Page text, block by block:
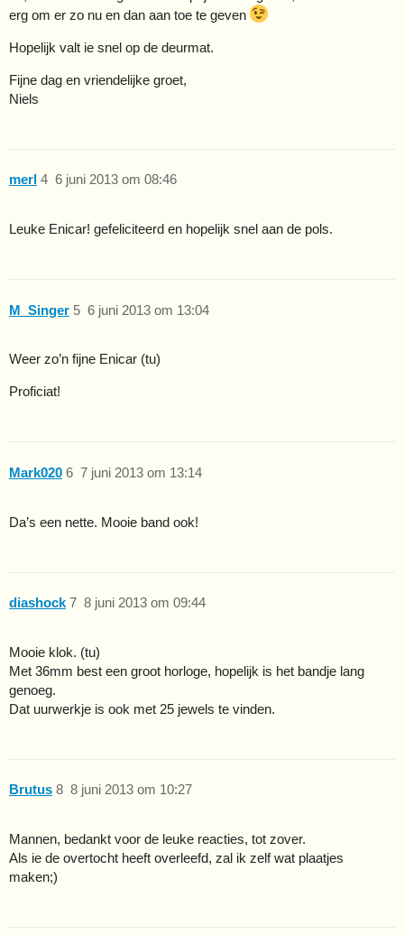
erg om er zo nu en dan aan toe te geven
Hopelijk valt ie snel op de deurmat.
Fijne dag en vriendelijke groet,
Niels
merl 6 juni 2013 om 08:46
4
Leuke Enicar! gefeliciteerd en hopelijk snel aan de pols.
M_Singer 6 juni 2013 om 13:04
5
Weer zo’n fijne Enicar (tu)
Proficiat!
Mark020 7 juni 2013 om 13:14
6
Da’s een nette. Mooie band ook!
diashock 8 juni 2013 om 09:44
7
Mooie klok. (tu)
Met 36mm best een groot horloge, hopelijk is het bandje lang
genoeg.
Dat uurwerkje is ook met 25 jewels te vinden.
Brutus 8 juni 2013 om 10:27
8
Mannen, bedankt voor de leuke reacties, tot zover.
Als ie de overtocht heeft overleefd, zal ik zelf wat plaatjes
maken;)